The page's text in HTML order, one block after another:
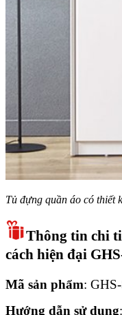
Tủ đựng quần áo có thiết
Thông tin chi
cách hiện đại
Mã sản phẩm:
Hướng dẫn sử dụng